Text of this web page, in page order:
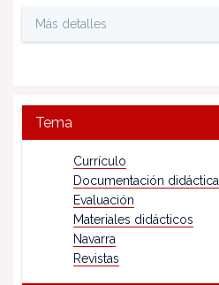
Más detalles
Tema
Currículo
Documentación didáctica
Evaluación
Materiales didácticos
Navarra
Revistas